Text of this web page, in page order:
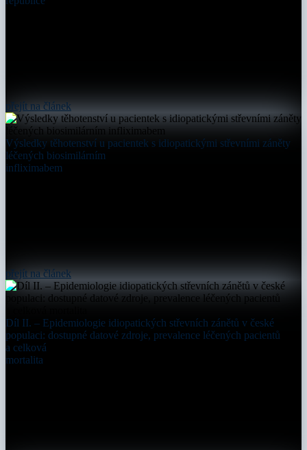
přejít na článek
Výsledky těhotenství u pacientek s idiopatickými střevními záněty
léčených biosimilárním
infliximabem
přejít na článek
Díl II. – Epidemiologie idiopatických střevních zánětů v české
populaci: dostupné datové zdroje, prevalence léčených pacientů
a celková
mortalita